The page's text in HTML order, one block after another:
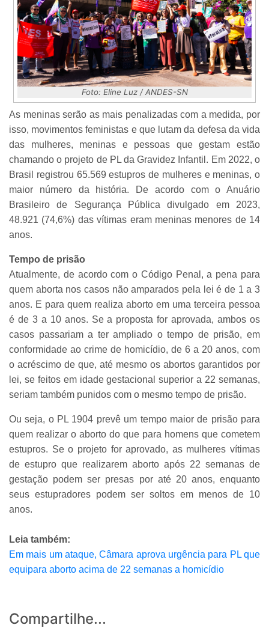
Foto: Eline Luz / ANDES-SN
As meninas serão as mais penalizadas com a medida, por
isso, movimentos feministas e que lutam da defesa da vida
das mulheres, meninas e pessoas que gestam estão
chamando o projeto de PL da Gravidez Infantil. Em 2022, o
Brasil registrou 65.569 estupros de mulheres e meninas, o
maior número da história. De acordo com o Anuário
Brasileiro de Segurança Pública divulgado em 2023,
48.921 (74,6%) das vítimas eram meninas menores de 14
anos.
Tempo de prisão
Atualmente, de acordo com o Código Penal, a pena para
quem aborta nos casos não amparados pela lei é de 1 a 3
anos. E para quem realiza aborto em uma terceira pessoa
é de 3 a 10 anos. Se a proposta for aprovada, ambos os
casos passariam a ter ampliado o tempo de prisão, em
conformidade ao crime de homicídio, de 6 a 20 anos, com
o acréscimo de que, até mesmo os abortos garantidos por
lei, se feitos em idade gestacional superior a 22 semanas,
seriam também punidos com o mesmo tempo de prisão.
Ou seja, o PL 1904 prevê um tempo maior de prisão para
quem realizar o aborto do que para homens que cometem
estupros. Se o projeto for aprovado, as mulheres vítimas
de estupro que realizarem aborto após 22 semanas de
gestação podem ser presas por até 20 anos, enquanto
seus estupradores podem ser soltos em menos de 10
anos.
Leia também:
Em mais um ataque, Câmara aprova urgência para PL que
equipara aborto acima de 22 semanas a homicídio
Compartilhe...